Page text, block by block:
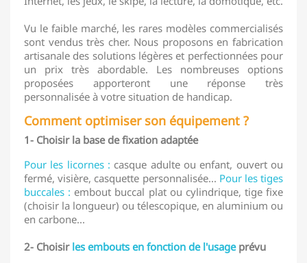
Vu le faible marché, les rares modèles commercialisés
sont vendus très cher. Nous proposons en fabrication
artisanale des solutions légères et perfectionnées pour
un prix très abordable. Les nombreuses options
proposées apporteront une réponse très
personnalisée à votre situation de handicap.
Comment optimiser son équipement ?
1- Choisir la base de fixation adaptée
Pour les licornes : casque adulte ou enfant, ouvert ou
fermé, visière, casquette personnalisée... Pour les tiges
buccales : embout buccal plat ou cylindrique, tige fixe
(choisir la longueur) ou télescopique, en aluminium ou
en carbone...
2- Choisir les embouts en fonction de l'usageprévu